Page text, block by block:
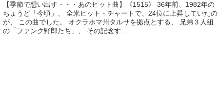
【季節で想い出す・・・あのヒット曲】《1515》 36年前、1982年の
ちょうど「今頃」、 全米ヒット・チャートで、24位に上昇していたの
が、 この曲でした。 オクラホマ州タルサを拠点とする、 兄弟３人組
の「ファンク野郎たち」、 その記念す...